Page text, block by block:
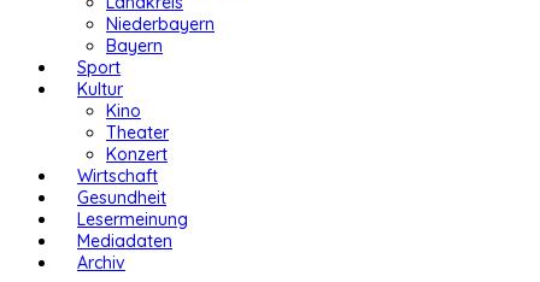
Niederbayern
Bayern
Sport
Kultur
Kino
Theater
Konzert
Wirtschaft
Gesundheit
Lesermeinung
Mediadaten
Archiv